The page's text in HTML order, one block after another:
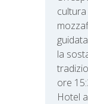
la
ore
Hotel